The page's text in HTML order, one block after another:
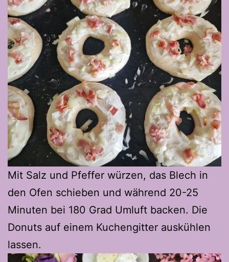
Mit Salz und Pfeffer würzen, das Blech in
den Ofen schieben und während 20-25
Minuten bei 180 Grad Umluft backen. Die
Donuts auf einem Kuchengitter auskühlen
lassen.